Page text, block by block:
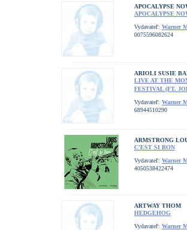
APOCALYPSE
APOCALYPSE
Vydavateľ: Warner
0075596082624
ARIOLI SUSIE
LIVE AT THE
FESTIVAL (FT.
Vydavateľ: Warner
68944510290
ARMSTRONG
C'EST SI BON
Vydavateľ: Warner
4050538422474
ARTWAY THOM
HEDGEHOG
Vydavateľ: Warner